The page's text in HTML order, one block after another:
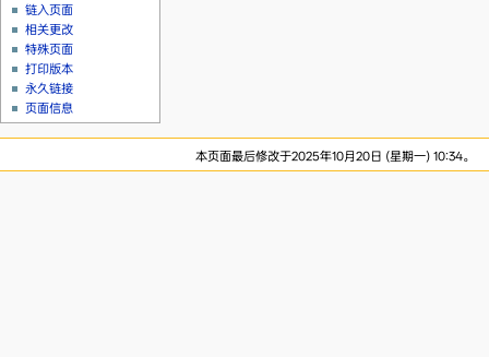
链入页面
相关更改
特殊页面
打印版本
永久链接
页面信息
本页面最后修改于2025年10月20日 (星期一) 10:34。